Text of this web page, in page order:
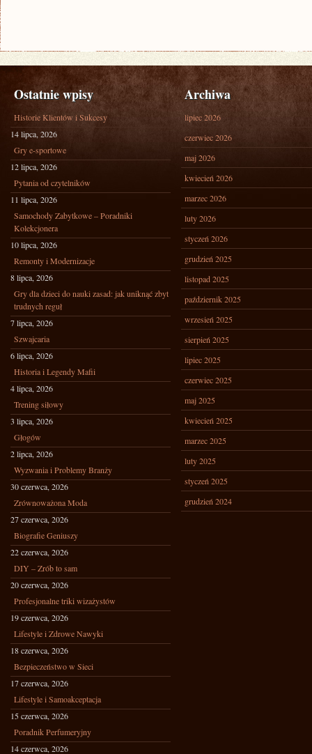
Ostatnie wpisy
Historie Klientów i Sukcesy
14 lipca, 2026
Gry e-sportowe
12 lipca, 2026
Pytania od czytelników
11 lipca, 2026
Samochody Zabytkowe – Poradniki
Kolekcjonera
10 lipca, 2026
Remonty i Modernizacje
8 lipca, 2026
Gry dla dzieci do nauki zasad: jak uniknąć zbyt
trudnych reguł
7 lipca, 2026
Szwajcaria
6 lipca, 2026
Historia i Legendy Mafii
4 lipca, 2026
Trening siłowy
3 lipca, 2026
Głogów
2 lipca, 2026
Wyzwania i Problemy Branży
30 czerwca, 2026
Zrównoważona Moda
27 czerwca, 2026
Biografie Geniuszy
22 czerwca, 2026
DIY – Zrób to sam
20 czerwca, 2026
Profesjonalne triki wizażystów
19 czerwca, 2026
Lifestyle i Zdrowe Nawyki
18 czerwca, 2026
Bezpieczeństwo w Sieci
17 czerwca, 2026
Lifestyle i Samoakceptacja
15 czerwca, 2026
Poradnik Perfumeryjny
14 czerwca, 2026
Archiwa
lipiec 2026
czerwiec 2026
maj 2026
kwiecień 2026
marzec 2026
luty 2026
styczeń 2026
grudzień 2025
listopad 2025
październik 2025
wrzesień 2025
sierpień 2025
lipiec 2025
czerwiec 2025
maj 2025
kwiecień 2025
marzec 2025
luty 2025
styczeń 2025
grudzień 2024